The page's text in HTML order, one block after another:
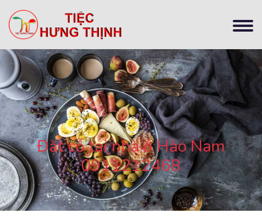
Đặt cỗ tại nhà ở Hào Nam
0911212468